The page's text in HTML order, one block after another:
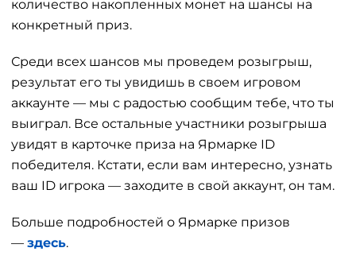
количество накопленных монет на шансы на
конкретный приз.
Среди всех шансов мы проведем розыгрыш,
результат его ты увидишь в своем игровом
аккаунте — мы с радостью сообщим тебе, что ты
выиграл. Все остальные участники розыгрыша
увидят в карточке приза на Ярмарке ID
победителя. Кстати, если вам интересно, узнать
ваш ID игрока — заходите в свой аккаунт, он там.
Больше подробностей о Ярмарке призов
— здесь.